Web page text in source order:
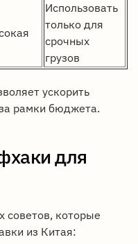
Использовать
только для
срочных
грузов
ускорить
рамки бюджета.
для
советов, которые
из Китая: